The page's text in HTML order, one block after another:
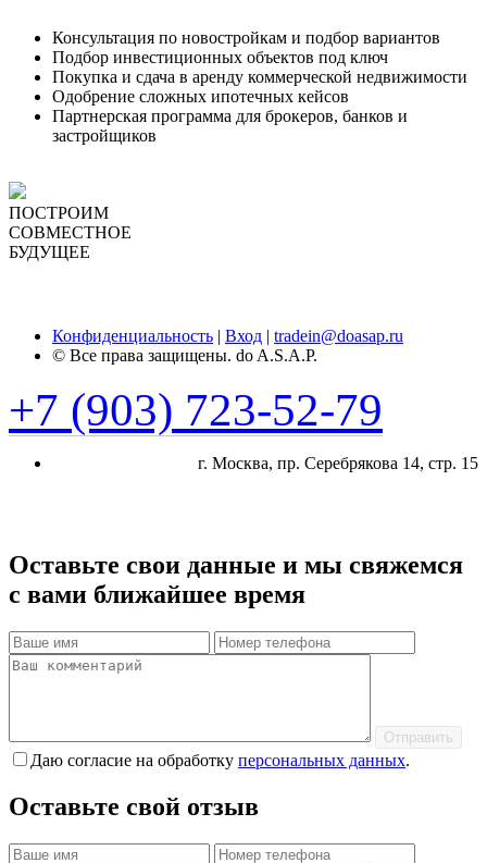
Консультация по новостройкам и подбор вариантов
Подбор инвестиционных объектов под ключ
Покупка и сдача в аренду коммерческой недвижимости
Одобрение сложных ипотечных кейсов
Партнерская программа для брокеров, банков и
застройщиков
ПОСТРОИМ
СОВМЕСТНОЕ
БУДУЩЕЕ
Конфиденциальность | Вход | tradein@doasap.ru
© Все права защищены. do A.S.A.P.
+7 (903) 723-52-79
г. Москва, пр. Cеребрякова 14, стр. 15
Оставьте свои данные и мы свяжемся
с вами ближайшее время
Отправить
Даю согласие на обработку персональных данных.
Оставьте свой отзыв